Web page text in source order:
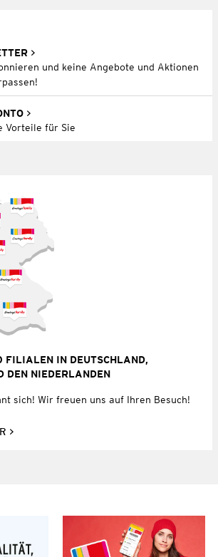
und keine Angebote und Aktionen
Vorteile für Sie
IN DEUTSCHLAND,
DEN NIEDERLANDEN
sich! Wir freuen uns auf Ihren Besuch!